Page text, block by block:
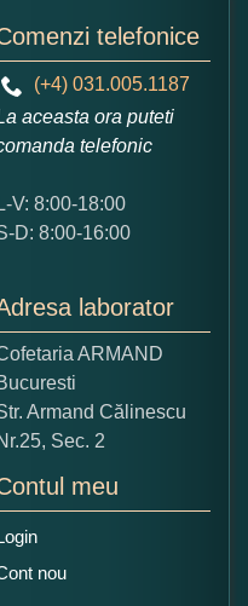
5
telefonice
(+4) 031.005.1187
aceasta ora puteti
telefonic
L-V: 8:00-18:00
D: 8:00-16:00
laborator
ARMAND
Armand Călinescu
Sec. 2
meu
nou